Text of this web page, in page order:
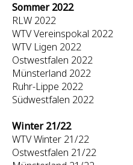
Sommer 2022
RLW 2022
WTV Vereinspokal 2022
WTV Ligen 2022
Ostwestfalen 2022
Münsterland 2022
Ruhr-Lippe 2022
Südwestfalen 2022
Winter 21/22
WTV Winter 21/22
Ostwestfalen 21/22